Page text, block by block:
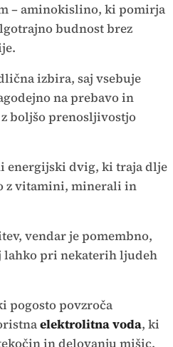
– aminokislino, ki pomirja
budnost brez
izbira, saj vsebuje
na prebavo in
boljšo prenosljivostjo
energijski dvig, ki traja dlje
z vitamini, minerali in
vendar je pomembno,
lahko pri nekaterih ljudeh
pogosto povzroča
elektrolitna voda, ki